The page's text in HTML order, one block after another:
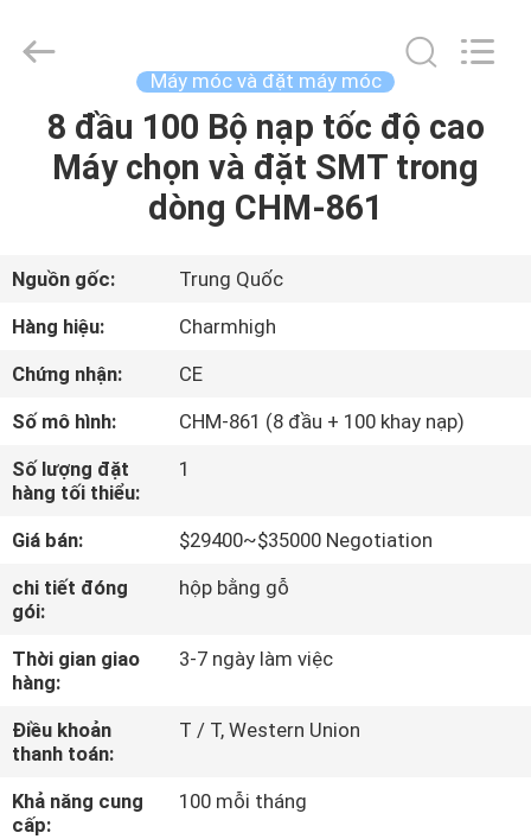
TRANG
CHỦ
SẢN
PHẨM
VỀ
CHÚNG
TÔI
CHUYẾN
THAM
QUAN
NHÀ
MÁY
2026
Máy móc và đặt máy móc
8 đầu 100 Bộ nạp tốc độ cao
Máy chọn và đặt SMT trong
dòng CHM-861
Nguồn gốc:
Trung Quốc
Hàng hiệu:
Charmhigh
Chứng nhận:
CE
Số mô hình:
CHM-861 (8 đầu + 100 khay nạp)
Số lượng đặt
hàng tối thiểu:
1
Giá bán:
$29400~$35000 Negotiation
chi tiết đóng
gói:
hộp bằng gỗ
Thời gian giao
hàng:
3-7 ngày làm việc
Điều khoản
thanh toán:
T / T, Western Union
Khả năng cung
cấp:
100 mỗi tháng